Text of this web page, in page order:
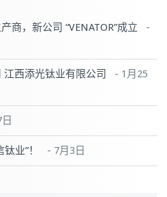
商，新公司 “VENATOR”成立
-
西添光钛业有限公司 - 1月25
业”！ - 7月3日